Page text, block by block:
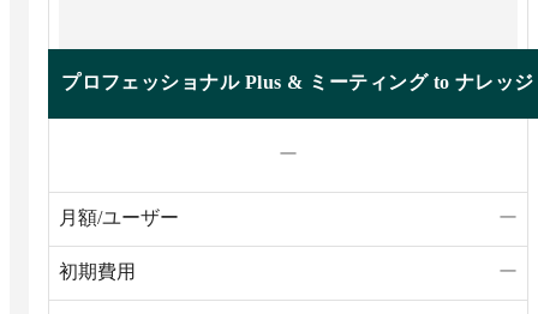
プロフェッショナル Plus & ミーティング to ナレッジ
ー
月額/ユーザー ー
初期費用 ー